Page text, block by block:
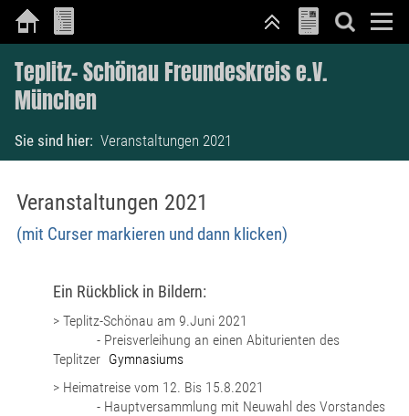
Teplitz- Schönau Freundeskreis e.V.
München
Sie sind hier: Veranstaltungen 2021
Veranstaltungen 2021
(mit Curser markieren und dann klicken)
Ein Rückblick in Bildern:
> Teplitz-Schönau am 9.Juni 2021
- Preisverleihung an einen Abiturienten des
Teplitzerr Gymnasiums
> Heimatreise vom 12. Bis 15.8.2021
- Hauptversammlung mit Neuwahl des Vorstandes